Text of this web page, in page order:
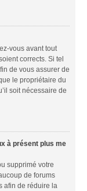
vous avant tout
corrects. Si tel
de vous assurer de
le propriétaire du
soit nécessaire de
à présent plus me
supprimé votre
de forums
afin de réduire la